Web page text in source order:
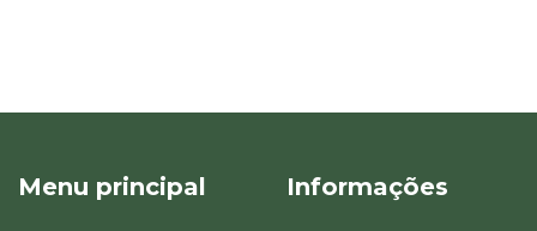
Menu principal Informações